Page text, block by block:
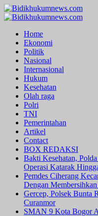
Skip
to
Primary
Home
Ekonomi
Politik
Nasional
Internasional
Hukum
Kesehatan
Olah raga
Polri
TNI
Pemerintahan
Artikel
Contact
BOX REDAKSI
Bakti Kesehatan,
Operasi Katarak
Pemdes Ciherang
Dengan
Gercep, Polsek Bunta
Curanmor
SMAN 9 Kota Bogor